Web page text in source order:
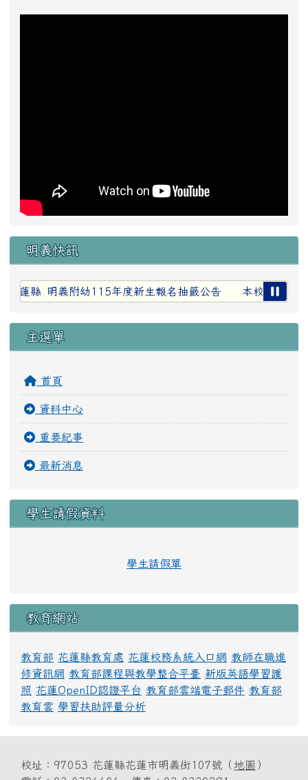
明義快訊
蓮縣 明義附幼115年度新生報名抽籤公告 本校參加114
主選單
首頁
資料中心
重要紀事
最新消息
學生請假資料
學生請假單
教育網站
教育部 花蓮縣教育處 花蓮校務系統入口網 教師在職進
修資訊網 教育部課程與教學整合平臺 新版英語學習護
照 花蓮OpenID認證平台 教育部雲端電子郵件 教育部
教育雲 學習扶助評量分析
校址：97053 花蓮縣花蓮市明義街107號（ 地圖 ）